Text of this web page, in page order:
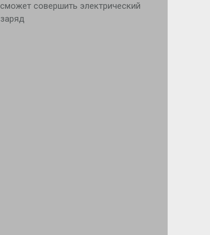
сможет совершить электрический
заряд